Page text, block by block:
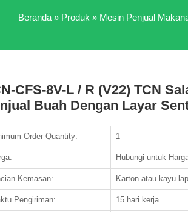
Beranda » Produk » Mesin Penjual
CFS-8V-L / R (V22) TCN
Buah Dengan Layar
Order Quantity: 1
Hubungi untuk
Kemasan: Karton atau kayu
Pengiriman: 15 hari kerja